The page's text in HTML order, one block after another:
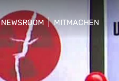
NEWSROOM
show/hide sub menu
MITMACHEN
show/hide sub